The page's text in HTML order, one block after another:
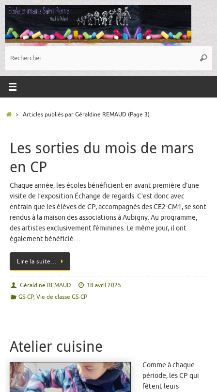
Passer
contenu
:
AccueilArticles publiés par Géraldine REMAUD (Page 3)
Les sorties du mois de mars
en CP
Chaque année, les écoles bénéficient en avant première d’une
visite de l’exposition Échange de regards. C’est donc avec
entrain que les élèves de CP, accompagnés des CE2-CM1, se sont
rendus à la maison des associations à Aubigny. Au programme,
des artistes exclusivement féminines. Le même jour, il ont
également bénéficié…
Lire la suite…
Géraldine REMAUD
18 avril 2025
GS-CP,Vie de classe GS-CP
Atelier cuisine
Comme à chaque
période, les CP qui
fêtent leurs